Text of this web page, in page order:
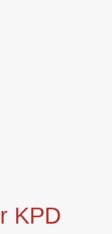
KPD